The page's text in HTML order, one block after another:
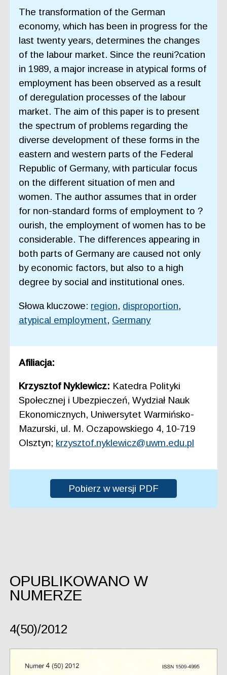
The transformation of the German
economy, which has been in progress for the
last twenty years, determines the changes
of the labour market. Since the reuni?cation
in 1989, a major increase in atypical forms of
employment has been observed as a result
of deregulation processes of the labour
market. The aim of this paper is to present
the spectrum of problems regarding the
diverse development of these forms in the
eastern and western parts of the Federal
Republic of Germany, with particular focus
on the different situation of men and
women. The author assumes that in order
for non-standard forms of employment to ?
ourish, the employment of women has to be
considerable. The differences appearing in
both parts of Germany are caused not only
by economic factors, but also to a high
degree by social and institutional ones.
Słowa kluczowe: region, disproportion,
atypical employment, Germany
Afiliacja:
Krzysztof Nyklewicz: Katedra Polityki
Społecznej i Ubezpieczeń, Wydział Nauk
Ekonomicznych, Uniwersytet Warmińsko-
Mazurski, ul. M. Oczapowskiego 4, 10-719
Olsztyn; krzysztof.nyklewicz@uwm.edu.pl
Pobierz w wersji PDF
OPUBLIKOWANO W
NUMERZE
4(50)/2012